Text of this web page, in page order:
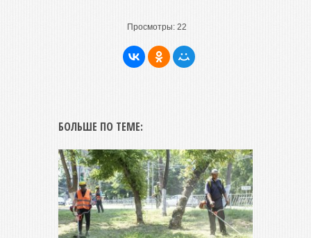
Просмотры: 22
БОЛЬШЕ ПО ТЕМЕ: